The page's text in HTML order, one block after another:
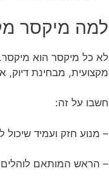
למה מיקסר
לא כל מיקסר הוא
מקצועית, מבחינת דיוק,
חשבו על זה:
– מנוע חזק ועמיד
– הראש המותאם לוהלים